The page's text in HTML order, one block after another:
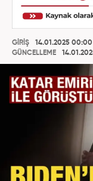
GİRİŞ
14.01.2025 00:00
GÜNCELLEME